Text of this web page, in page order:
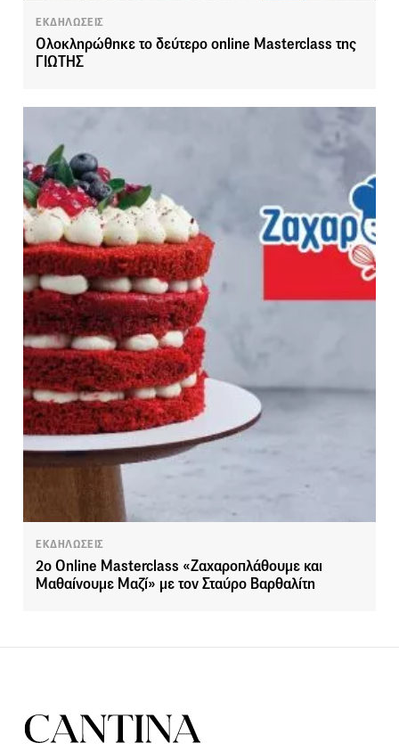
ΕΚΔΗΛΩΣΕΙΣ
Ολοκληρώθηκε το δεύτερο online Masterclass της
ΓΙΩΤΗΣ
ΕΚΔΗΛΩΣΕΙΣ
2o Online Masterclass «Ζαχαροπλάθουμε και
Μαθαίνουμε Μαζί» με τον Σταύρο Βαρθαλίτη